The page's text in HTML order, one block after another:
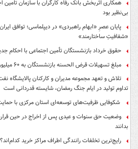
همکاری اثربخش بانک رفاه کارگران با سازمان
بی‌نظیر بود
پایان عصرِ «ابهام راهبردی» در دیپلماسی؛ توافق
«شفافیتِ ساختارمند»
حقوق خرداد بازنشستگان تأمین اجتماعی با احکام
مبلغ تسهیلات قرض الحسنه بازنشستگان به ۶۰ میلیون تومان افزایش یافت
تلاش و تعهد مجموعه مدیران و کارکنان پالایشگاه
تداوم تولید در ایام جنگ رمضان، شایسته قدردانی است
شکوفایی ظرفیت‌های توسعه‌ای استان مرکزی با
وضعیت حق سنوات و عیدی پس از اخراج در حین
بدانند
رایج‌ترین تخلفات رانندگی اطراف مراکز خرید کدام‌اند؟